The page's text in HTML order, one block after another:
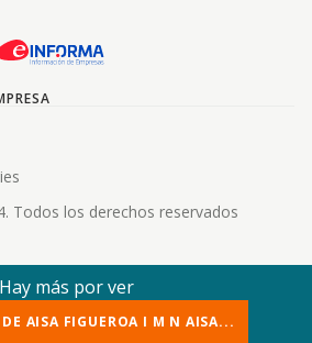
Todos los derechos reservados
Hay más por ver
AISA FIGUEROA I M N AISA...